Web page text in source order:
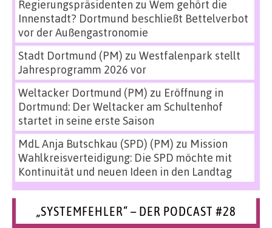
Regierungspräsidenten zu Wem gehört die
Innenstadt? Dortmund beschließt Bettelverbot
vor der Außengastronomie
Stadt Dortmund (PM) zu Westfalenpark stellt
Jahresprogramm 2026 vor
Weltacker Dortmund (PM) zu Eröffnung in
Dortmund: Der Weltacker am Schultenhof
startet in seine erste Saison
MdL Anja Butschkau (SPD) (PM) zu Mission
Wahlkreisverteidigung: Die SPD möchte mit
Kontinuität und neuen Ideen in den Landtag
„SYSTEMFEHLER“ – DER PODCAST #28